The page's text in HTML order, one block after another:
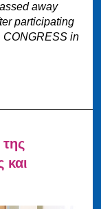
away
participating
CONGRESS in
και